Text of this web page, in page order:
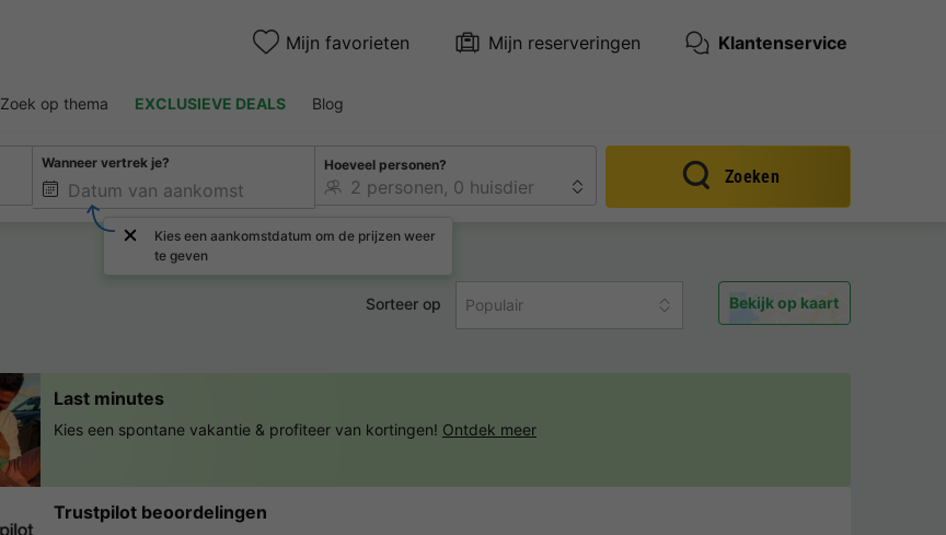
Mijn favorieten Mijn reserveringen Klantenservice
Zoek op thema EXCLUSIEVE DEALS Blog
Wanneer vertrek je?
Kies een aankomstdatum om de prijzen weer
te geven
Hoeveel personen?
Zoeken
Sorteer op Populair Bekijk op kaart
Last minutes
Kies een spontane vakantie & profiteer van kortingen! Ontdek meer
Trustpilot beoordelingen